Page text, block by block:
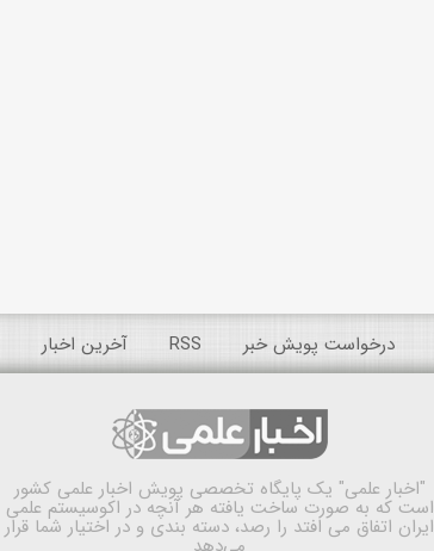
درخواست پویش خبر RSS آخرین اخبار
"اخبار علمی" یک پایگاه تخصصی پویش اخبار علمی کشور
است که به صورت ساخت یافته هر آنچه در اکوسیستم علمی
ایران اتفاق می افتد را رصد، دسته بندی و در اختیار شما قرار